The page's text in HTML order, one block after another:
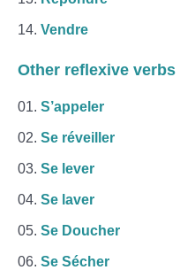
Vendre
Other reflexive verbs
S’appeler
Se réveiller
Se lever
Se laver
Se Doucher
Se Sécher